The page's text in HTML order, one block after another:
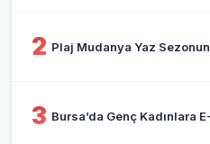
2 Plaj Mudanya Yaz
3 Bursa’da Genç Kadınlara